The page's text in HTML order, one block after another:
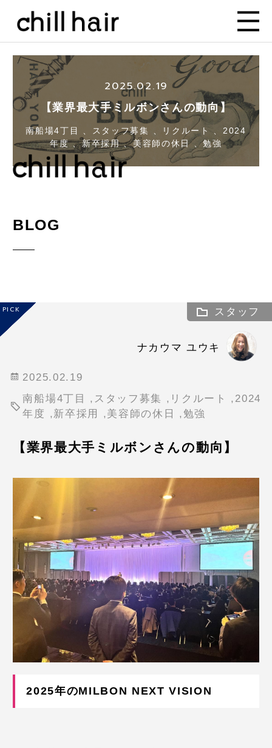
2025.02.19
【業界最大手ミルボンさんの動向】
南船場4丁目 、スタッフ募集 、リクルート 、2024
年度 、新卒採用 、美容師の休日 、勉強
BLOG
PICK スタッフ
ナカウマ ユウキ
2025.02.19
南船場4丁目
, スタッフ募集 , リクルート , 2024
年度 , 新卒採用 , 美容師の休日 , 勉強
【業界最大手ミルボンさんの動向】
2025年のMILBON NEXT VISION